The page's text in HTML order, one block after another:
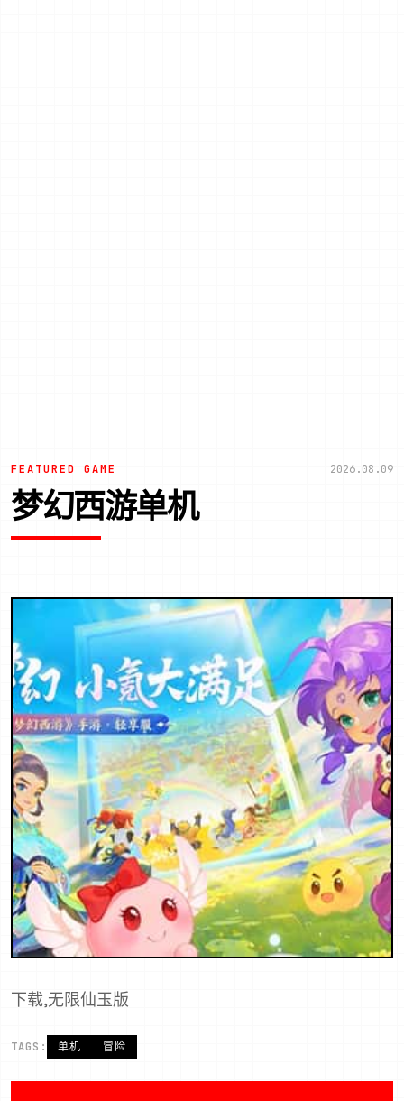
FEATURED GAME 2026.08.09
梦幻西游单机
下载,无限仙玉版
TAGS: 单机 冒险